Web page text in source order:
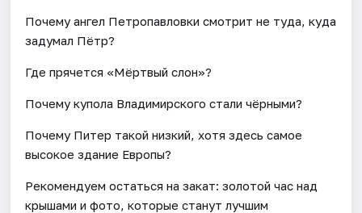
Почему ангел Петропавловки смотрит не туда, куда
задумал Пётр?
Где прячется «Мёртвый слон»?
Почему купола Владимирского стали чёрными?
Почему Питер такой низкий, хотя здесь самое
высокое здание Европы?
Рекомендуем остаться на закат: золотой час над
крышами и фото, которые станут лучшим